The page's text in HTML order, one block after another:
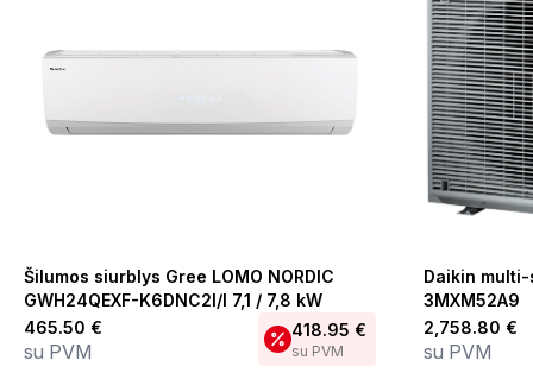
Šilumos siurblys Gree LOMO NORDIC
GWH24QEXF-K6DNC2I/I 7,1 / 7,8 kW
465.50 €
su PVM
418.95 €
su PVM
Daikin
3MXM52A9
2,758.80 €
su PVM